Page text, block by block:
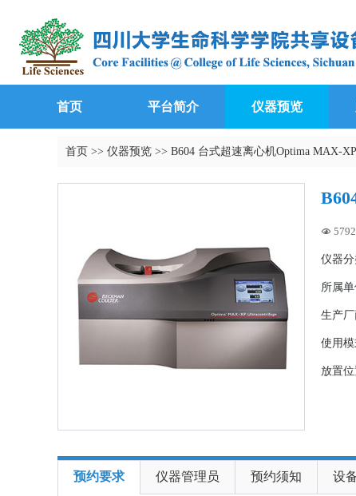
首页 平台简介 仪器预览
首页 >> 仪器预览 >> B604 台式超速离心机Optima MAX-XP

仪器
所属单
生产
使用
放置
预约要求 仪器管理员 预约须知 设